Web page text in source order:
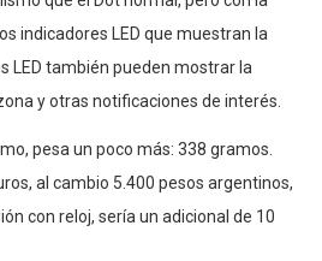
indicadores LED que muestran la
LED también pueden mostrar la
y otras notificaciones de interés.
pesa un poco más: 338 gramos.
al cambio 5.400 pesos argentinos,
con reloj, sería un adicional de 10